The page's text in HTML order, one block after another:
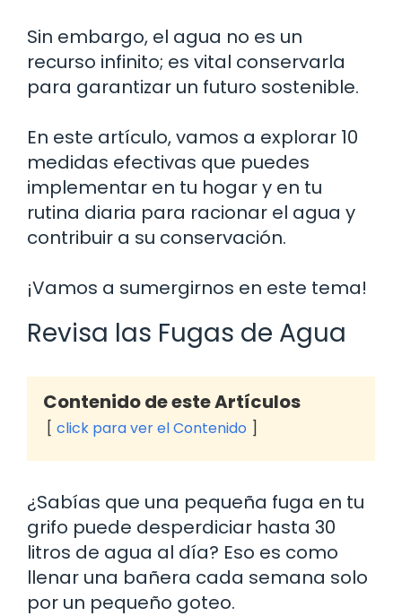
Sin embargo, el agua no es un
recurso infinito; es vital conservarla
para garantizar un futuro sostenible.
En este artículo, vamos a explorar 10
medidas efectivas que puedes
implementar en tu hogar y en tu
rutina diaria para racionar el agua y
contribuir a su conservación.
¡Vamos a sumergirnos en este tema!
Revisa las Fugas de Agua
Contenido de este Artículos
click para ver el Contenido
¿Sabías que una pequeña fuga en tu
grifo puede desperdiciar hasta 30
litros de agua al día? Eso es como
llenar una bañera cada semana solo
por un pequeño goteo.